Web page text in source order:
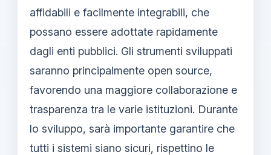
affidabili e facilmente integrabili, che
possano essere adottate rapidamente
dagli enti pubblici. Gli strumenti sviluppati
saranno principalmente open source,
favorendo una maggiore collaborazione e
trasparenza tra le varie istituzioni. Durante
lo sviluppo, sarà importante garantire che
tutti i sistemi siano sicuri, rispettino le